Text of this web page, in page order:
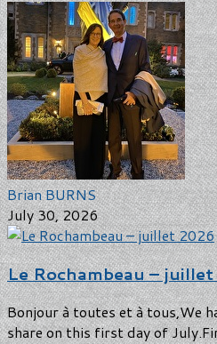
Brian BURNS
July 30, 2026
Le Rochambeau –
Bonjour à toutes et à tous,We
share on this first day of